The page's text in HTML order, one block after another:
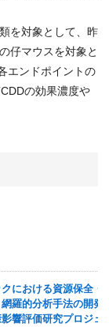
を対象として、昨
仔マウスを対象と
エンドポイントの
の効果濃度や
における資源保全・
羅的分析手法の開発
響評価研究プロジェ